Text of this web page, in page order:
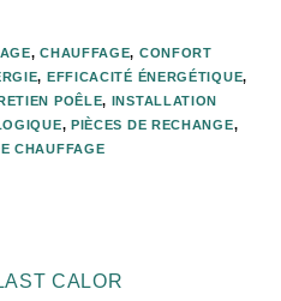
, CHAUFFAGE, CONFORT
, EFFICACITÉ ÉNERGÉTIQUE,
POÊLE, INSTALLATION
, PIÈCES DE RECHANGE,
CHAUFFAGE
CALOR